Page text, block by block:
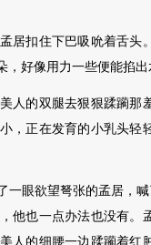
扣住下巴吸吮着舌头
好像用力一些便能掐出
的双腿去狠狠蹂躏那
，正在发育的小乳头轻
眼欲望弩张的孟居，喊
他也一点办法也没有。
人的细腰一边蹂躏着